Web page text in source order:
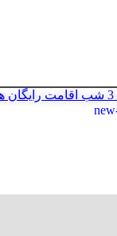
3 شب اقامت رایگان هتل